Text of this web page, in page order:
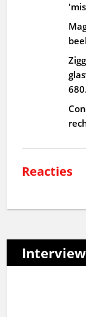
Reacties
Interview